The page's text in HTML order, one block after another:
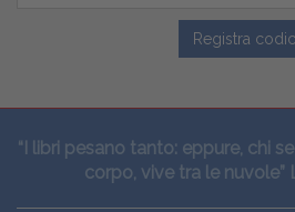
Registra
“I libri pesano tanto: eppure, chi
corpo, vive tra le nuvole”